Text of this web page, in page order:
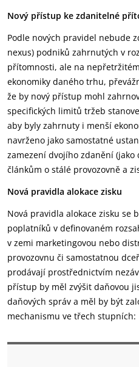
Nový přístup ke zdanitelné
Podle nových pravidel nebude
nexus) podniků zahrnutých v
přítomnosti, ale na
ekonomiky daného trhu,
že by nový přístup mohl
specifických limitů tržeb
aby byly zahrnuty i menší
navrženo jako samostatné
zamezení dvojího zdanění
článkům o stálé provozovně a
Nová pravidla alokace zisku
Nová pravidla alokace zisku se
poplatníků v definovaném
v zemi marketingovou nebo
provozovnu či samostatnou
prodávají prostřednictvím
přístup by měl zvýšit daňovou
daňových správ a měl by být
mechanismu ve třech stupních: